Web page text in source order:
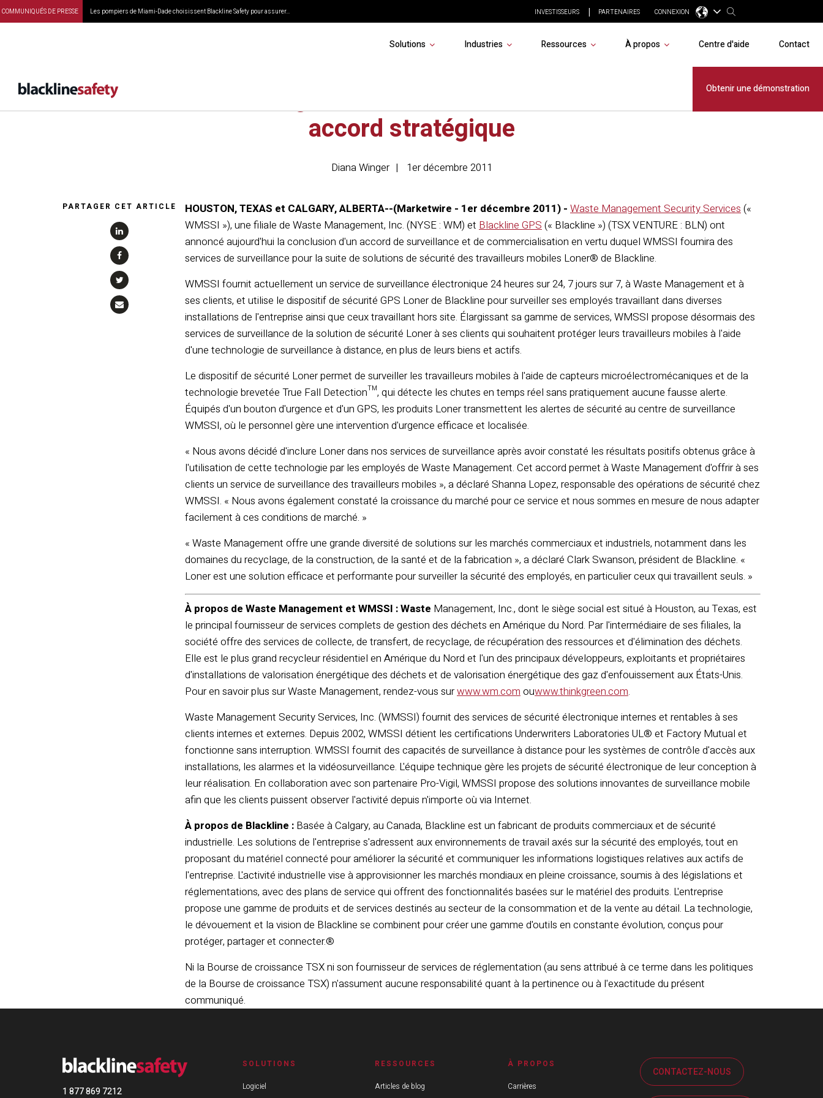
COMMUNIQUÉS DE PRESSE Les pompiers de Miami-Dade choisissent Blackline Safety pour assurer... INVESTISSEURS PARTENAIRES CONNEXION
Solutions Industries Ressources À propos Centre d'aide Contact
Obtenir une démonstration
accord stratégique
Diana Winger 1er décembre 2011
PARTAGER CET ARTICLE HOUSTON, TEXAS et CALGARY, ALBERTA--(Marketwire - 1er décembre 2011) - Waste Management Security Services(«
WMSSI »), une filiale de Waste Management, Inc. (NYSE : WM) et Blackline GPS(« Blackline ») (TSX VENTURE : BLN) ont
annoncé aujourd'hui la conclusion d'un accord de surveillance et de commercialisation en vertu duquel WMSSI fournira des
services de surveillance pour la suite de solutions de sécurité des travailleurs mobiles Loner® de Blackline.
WMSSI fournit actuellement un service de surveillance électronique 24 heures sur 24, 7 jours sur 7, à Waste Management et à
ses clients, et utilise le dispositif de sécurité GPS Loner de Blackline pour surveiller ses employés travaillant dans diverses
installations de l'entreprise ainsi que ceux travaillant hors site. Élargissant sa gamme de services, WMSSI propose désormais des
services de surveillance de la solution de sécurité Loner à ses clients qui souhaitent protéger leurs travailleurs mobiles à l'aide
d'une technologie de surveillance à distance, en plus de leurs biens et actifs.
Le dispositif de sécurité Loner permet de surveiller les travailleurs mobiles à l'aide de capteurs microélectromécaniques et de la
technologie brevetée True Fall Detection™, qui détecte les chutes en temps réel sans pratiquement aucune fausse alerte.
Équipés d'un bouton d'urgence et d'un GPS, les produits Loner transmettent les alertes de sécurité au centre de surveillance
WMSSI, où le personnel gère une intervention d'urgence efficace et localisée.
« Nous avons décidé d'inclure Loner dans nos services de surveillance après avoir constaté les résultats positifs obtenus grâce à
l'utilisation de cette technologie par les employés de Waste Management. Cet accord permet à Waste Management d'offrir à ses
clients un service de surveillance des travailleurs mobiles », a déclaré Shanna Lopez, responsable des opérations de sécurité chez
WMSSI. « Nous avons également constaté la croissance du marché pour ce service et nous sommes en mesure de nous adapter
facilement à ces conditions de marché. »
« Waste Management offre une grande diversité de solutions sur les marchés commerciaux et industriels, notamment dans les
domaines du recyclage, de la construction, de la santé et de la fabrication », a déclaré Clark Swanson, président de Blackline. «
Loner est une solution efficace et performante pour surveiller la sécurité des employés, en particulier ceux qui travaillent seuls. »
À propos de Waste Management et WMSSI : Waste Management, Inc., dont le siège social est situé à Houston, au Texas, est
le principal fournisseur de services complets de gestion des déchets en Amérique du Nord. Par l'intermédiaire de ses filiales, la
société offre des services de collecte, de transfert, de recyclage, de récupération des ressources et d'élimination des déchets.
Elle est le plus grand recycleur résidentiel en Amérique du Nord et l'un des principaux développeurs, exploitants et propriétaires
d'installations de valorisation énergétique des déchets et de valorisation énergétique des gaz d'enfouissement aux États-Unis.
Pour en savoir plus sur Waste Management, rendez-vous surwww.wm.com ouwww.thinkgreen.com.
Waste Management Security Services, Inc. (WMSSI) fournit des services de sécurité électronique internes et rentables à ses
clients internes et externes. Depuis 2002, WMSSI détient les certifications Underwriters Laboratories UL® et Factory Mutual et
fonctionne sans interruption. WMSSI fournit des capacités de surveillance à distance pour les systèmes de contrôle d'accès aux
installations, les alarmes et la vidéosurveillance. L'équipe technique gère les projets de sécurité électronique de leur conception à
leur réalisation. En collaboration avec son partenaire Pro-Vigil, WMSSI propose des solutions innovantes de surveillance mobile
afin que les clients puissent observer l'activité depuis n'importe où via Internet.
À propos de Blackline : Basée à Calgary, au Canada, Blackline est un fabricant de produits commerciaux et de sécurité
industrielle. Les solutions de l'entreprise s'adressent aux environnements de travail axés sur la sécurité des employés, tout en
proposant du matériel connecté pour améliorer la sécurité et communiquer les informations logistiques relatives aux actifs de
l'entreprise. L'activité industrielle vise à approvisionner les marchés mondiaux en pleine croissance, soumis à des législations et
réglementations, avec des plans de service qui offrent des fonctionnalités basées sur le matériel des produits. L'entreprise
propose une gamme de produits et de services destinés au secteur de la consommation et de la vente au détail. La technologie,
le dévouement et la vision de Blackline se combinent pour créer une gamme d'outils en constante évolution, conçus pour
protéger, partager et connecter.®
Ni la Bourse de croissance TSX ni son fournisseur de services de réglementation (au sens attribué à ce terme dans les politiques
de la Bourse de croissance TSX) n'assument aucune responsabilité quant à la pertinence ou à l'exactitude du présent
communiqué.
1 877 869 7212
SOLUTIONS
Logiciel
RESSOURCES
Articles de blog
À PROPOS
Carrières
CONTACTEZ-NOUS